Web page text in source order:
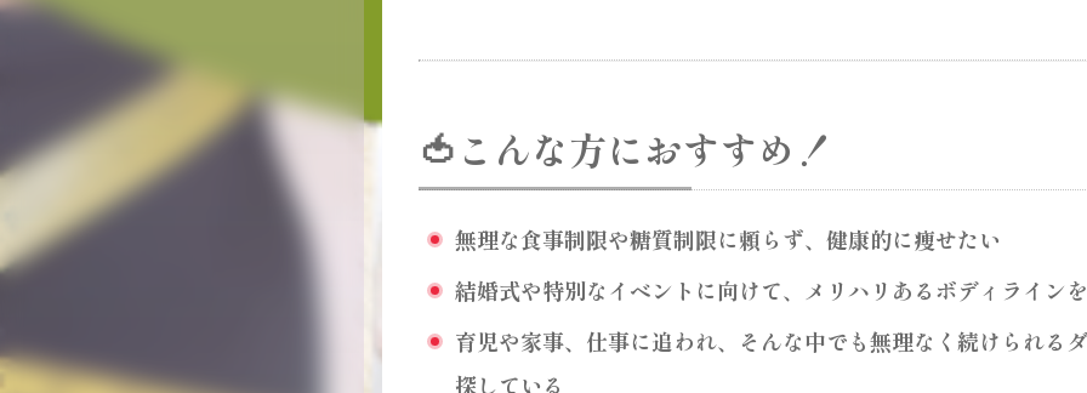
🍅こんな方におすすめ！
無理な食事制限や糖質制限に頼らず、健康的に痩せたい
結婚式や特別なイベントに向けて、メリハリあるボディライン
育児や家事、仕事に追われ、そんな中でも無理なく続けられる
探している